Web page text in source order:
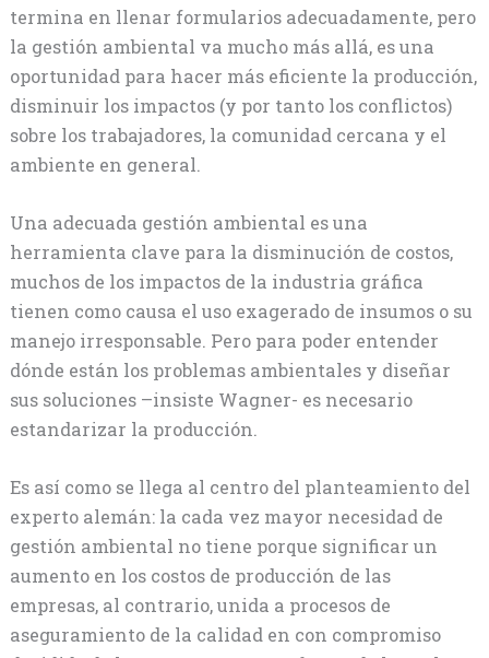
termina en llenar formularios adecuadamente, pero
la gestión ambiental va mucho más allá, es una
oportunidad para hacer más eficiente la producción,
disminuir los impactos (y por tanto los conflictos)
sobre los trabajadores, la comunidad cercana y el
ambiente en general.
Una adecuada gestión ambiental es una
herramienta clave para la disminución de costos,
muchos de los impactos de la industria gráfica
tienen como causa el uso exagerado de insumos o su
manejo irresponsable. Pero para poder entender
dónde están los problemas ambientales y diseñar
sus soluciones –insiste Wagner- es necesario
estandarizar la producción.
Es así como se llega al centro del planteamiento del
experto alemán: la cada vez mayor necesidad de
gestión ambiental no tiene porque significar un
aumento en los costos de producción de las
empresas, al contrario, unida a procesos de
aseguramiento de la calidad en con compromiso